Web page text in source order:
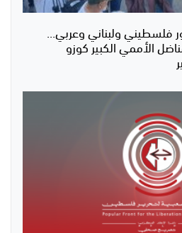
ولبناني وعربي...
الأممي الكبير كوزو